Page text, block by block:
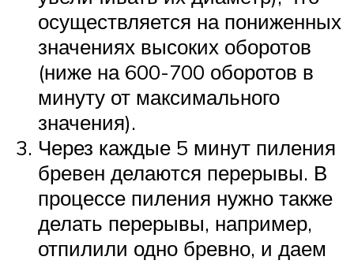
осуществляется на пониженных
значениях высоких оборотов
(ниже на 600-700 оборотов в
минуту от максимального
значения).
Через каждые 5 минут пиления
бревен делаются перерывы. В
процессе пиления нужно также
делать перерывы, например,
отпилили одно бревно, и даем